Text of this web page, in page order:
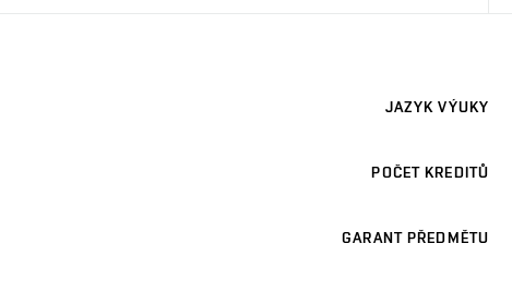
JAZYK VÝUKY
POČET KREDITŮ
GARANT PŘEDMĚTU